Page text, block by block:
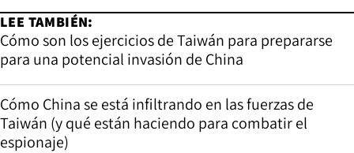
LEE TAMBIÉN:
Cómo son los ejercicios de Taiwán para prepararse
para una potencial invasión de China
Cómo China se está infiltrando en las fuerzas de
Taiwán (y qué están haciendo para combatir el
espionaje)